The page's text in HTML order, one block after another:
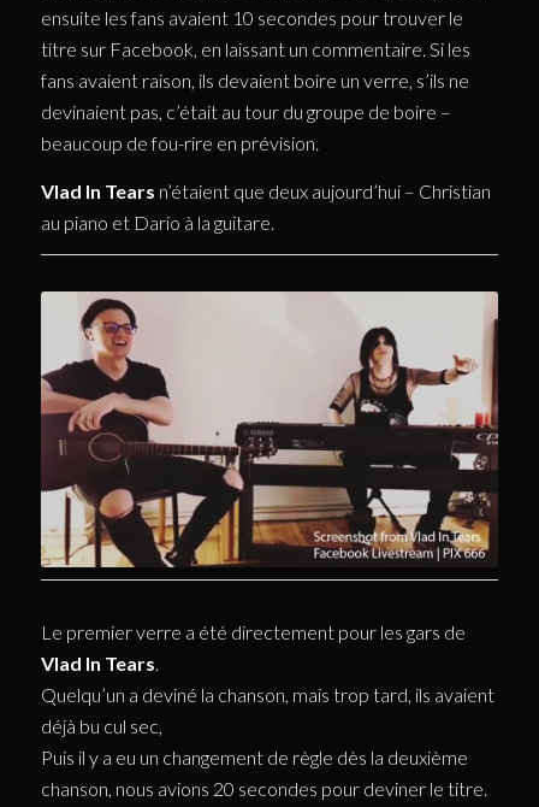
ensuite les fans avaient 10 secondes pour trouver le
titre sur Facebook, en laissant un commentaire. Si les
fans avaient raison, ils devaient boire un verre, s’ils ne
devinaient pas, c’était au tour du groupe de boire –
beaucoup de fou-rire en prévision.
Vlad In Tears n’étaient que deux aujourd’hui – Christian
au piano et Dario à la guitare.
Le premier verre a été directement pour les gars de
Vlad In Tears.
Quelqu’un a deviné la chanson, mais trop tard, ils avaient
déjà bu cul sec,
Puis il y a eu un changement de règle dès la deuxième
chanson, nous avions 20 secondes pour deviner le titre.